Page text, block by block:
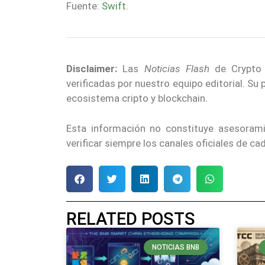
Fuente: Swift.
Disclaimer: Las Noticias Flash de
verificadas por nuestro equipo editorial.
ecosistema cripto y blockchain.
Esta información no constituye
verificar siempre los canales oficiales de
RELATED POSTS
NOTICIAS BNB